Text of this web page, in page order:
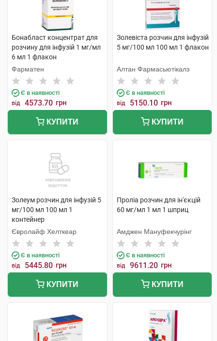
Бонабласт концентрат для
розчину для інфузій 1 мг/мл
6 мл 1 флакон
Фарматен
Є в наявності
від 4573.70 грн
КУПИТИ
Золевіста розчин для інфузій
5 мг/100 мл 100 мл 1 флакон
Алтан Фармасьютікалз
Є в наявності
від 5150.10 грн
КУПИТИ
Золеум розчин для інфузій 5
мг/100 мл 100 мл 1
контейнер
Євролайф Хелткеар
Є в наявності
від 5445.80 грн
КУПИТИ
Проліа розчин для ін'єкцій
60 мг/мл 1 мл 1 шприц
Амджен Мануфекчурінг
Є в наявності
від 9611.20 грн
КУПИТИ